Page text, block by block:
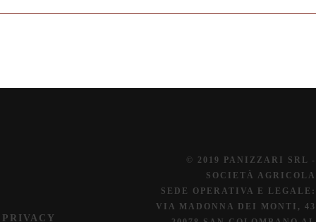
PRIVACY
© 2019 PANIZZARI SRL -
SOCIETÀ AGRICOLA
SEDE OPERATIVA E LEGALE:
VIA MADONNA DEI MONTI, 43